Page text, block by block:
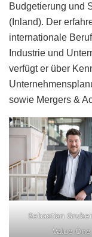
Budgetierung und
(Inland). Der
internationale
Industrie und
verfügt er über
sowie Mergers &
Sebastian
Value One